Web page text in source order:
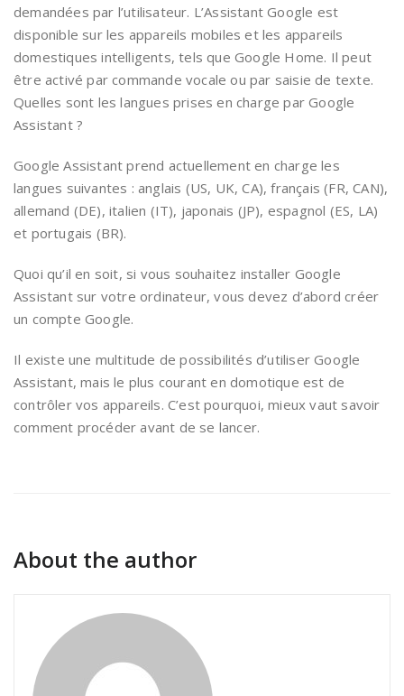
demandées par l’utilisateur. L’Assistant Google est
disponible sur les appareils mobiles et les appareils
domestiques intelligents, tels que Google Home. Il peut
être activé par commande vocale ou par saisie de texte.
Quelles sont les langues prises en charge par Google
Assistant ?
Google Assistant prend actuellement en charge les
langues suivantes : anglais (US, UK, CA), français (FR, CAN),
allemand (DE), italien (IT), japonais (JP), espagnol (ES, LA)
et portugais (BR).
Quoi qu’il en soit, si vous souhaitez installer Google
Assistant sur votre ordinateur, vous devez d’abord créer
un compte Google.
Il existe une multitude de possibilités d’utiliser Google
Assistant, mais le plus courant en domotique est de
contrôler vos appareils. C’est pourquoi, mieux vaut savoir
comment procéder avant de se lancer.
About the author